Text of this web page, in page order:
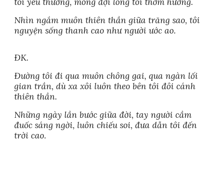
Nhìn ngắm muôn thiên thần giữa trăng sao, tôi
nguyện sống thanh cao như người ước ao.
ĐK.
Đường tôi đi qua muôn chông gai, qua ngàn lối
gian trần, dù xa xôi luôn theo bên tôi đôi cánh
thiên thần.
Những ngày lần bước giữa đời, tay người cầm
đuốc sáng ngời, luôn chiếu soi, đưa dẫn tôi đến
trời cao.